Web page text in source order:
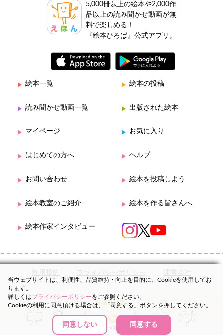
5,000冊以上の絵本や2,000作
品以上の読み聞かせ動画が無
料で楽しめる！
『絵本ひろば』公式アプリ。
絵本一覧 絵本の投稿
読み聞かせ動画一覧 出版された絵本
マイページ お気に入り
はじめての方へ ヘルプ
お問い合わせ 絵本を投稿しよう
絵本教室のご紹介 絵本を作る皆さんへ
絵本作家インタビュー
利用規約 プライバシーポリシー 運営会社
当ウェブサイトは、利便性、品質維持・向上を目的に、Cookieを使用してお
ります。
詳しくはプライバシーポリシーをご参照ください。
Cookieの利用に同意頂ける場合は、「同意する」ボタンを押してください。
同意しない 同意する